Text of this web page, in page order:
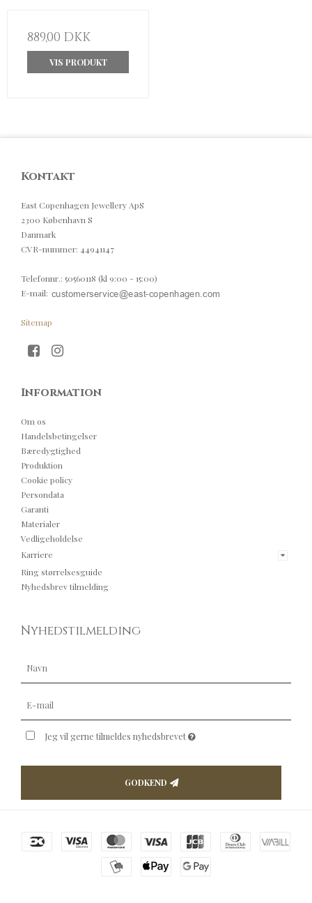
889,00 DKK
VIS PRODUKT
Kontakt
East Copenhagen Jewellery ApS
2300 København S
Danmark
CVR-nummer: 44941147
Telefonnr.: 50560118 (kl 9:00 - 15:00)
E-mail:
Sitemap
Information
Om os
Handelsbetingelser
Bæredygtighed
Produktion
Cookie policy
Persondata
Garanti
Materialer
Vedligeholdelse
Karriere
Ring størrelsesguide
Nyhedsbrev tilmelding
Nyhedstilmelding
Jeg vil gerne tilmeldes nyhedsbrevet
GODKEND